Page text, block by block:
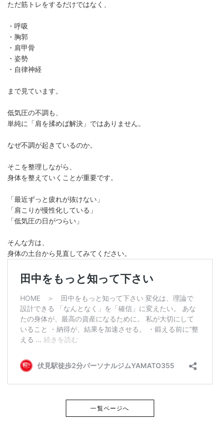
ただ筋トレをするだけではなく、
・呼吸
・胸郭
・肩甲骨
・姿勢
・自律神経
まで見ています。
低気圧の不調も、
単純に「肩を揉めば解決」ではありません。
なぜ不調が起きているのか。
そこを整理しながら、
身体を整えていくことが重要です。
「最近ずっと疲れが抜けない」
「肩こりが慢性化している」
「低気圧の日がつらい」
そんな方は、
身体の土台から見直してみてください。
一覧ページへ